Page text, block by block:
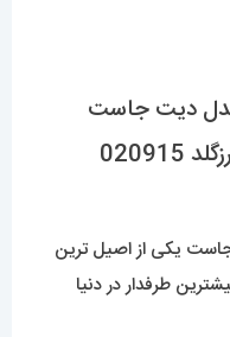
دیت جاست
اتوماتیک دورنگ رزگلد صفحه رزگلد 020915
یکی از اصیل ترین
طرفدار در دنیا